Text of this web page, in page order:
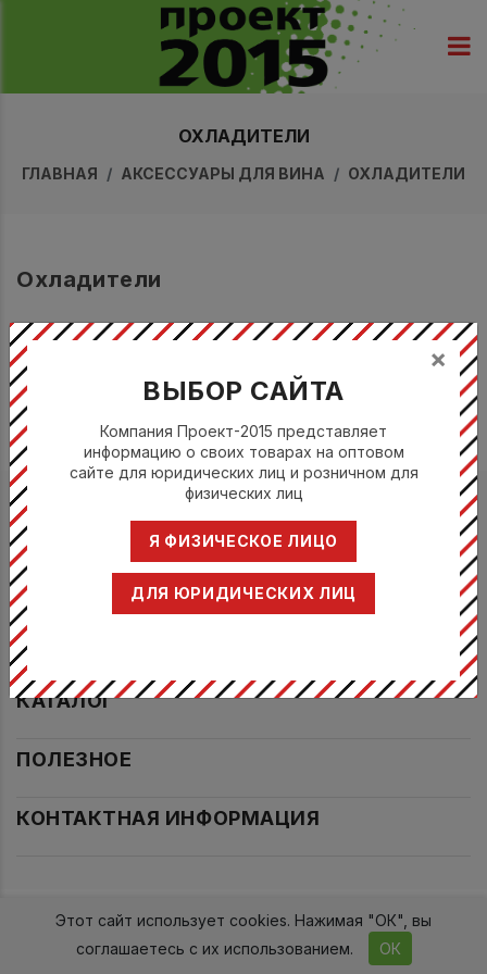
ОХЛАДИТЕЛИ
ГЛАВНАЯ АКСЕССУАРЫ ДЛЯ ВИНА ОХЛАДИТЕЛИ
Охладители
ФИЛЬТР
УЗНАВАЙТЕ ПЕРВЫМ!
ПОДПИСАТЬСЯ
О нас
КАТАЛОГ
ПОЛЕЗНОЕ
КОНТАКТНАЯ ИНФОРМАЦИЯ
2017-2026гг. Проект 2015
Этот сайт использует cookies. Нажимая "ОК", вы
соглашаетесь с их использованием.
ОК
×
ВЫБОР САЙТА
Компания Проект-2015 представляет
информацию о своих товарах на оптовом
сайте для юридических лиц и розничном для
физических лиц
Я ФИЗИЧЕСКОЕ ЛИЦО
ДЛЯ ЮРИДИЧЕСКИХ ЛИЦ